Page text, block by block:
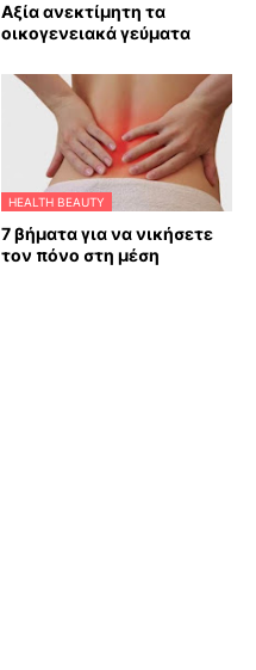
Αξία ανεκτίμητη τα
οικογενειακά γεύματα
HEALTH BEAUTY
7 βήματα για να νικήσετε
τον πόνο στη μέση